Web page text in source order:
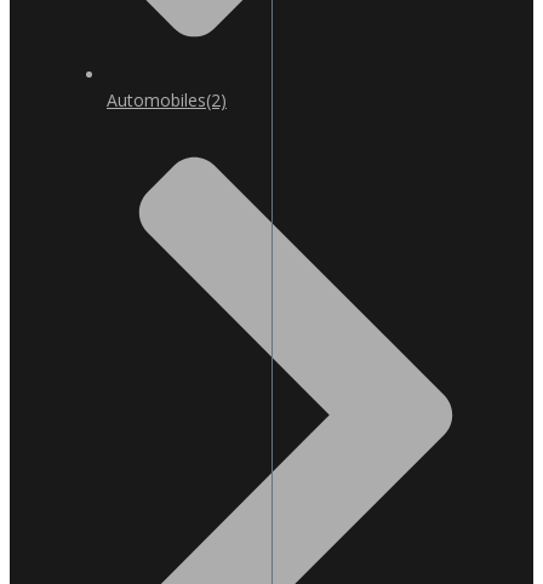
Automobiles(2)